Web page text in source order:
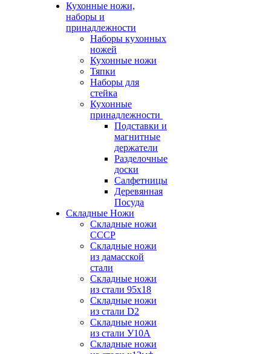
Кухонные ножи,
наборы и
принадлежности
Наборы кухонных
ножей
Кухонные ножи
Тяпки
Наборы для
стейка
Кухонные
принадлежности
Подставки и
магнитные
держатели
Разделочные
доски
Салфетницы
Деревянная
Посуда
Складные Ножи
Cкладные ножи
СССР
Складные ножи
из дамасской
стали
Складные ножи
из стали 95х18
Складные ножи
из стали D2
Складные ножи
из стали У10А
Складные ножи